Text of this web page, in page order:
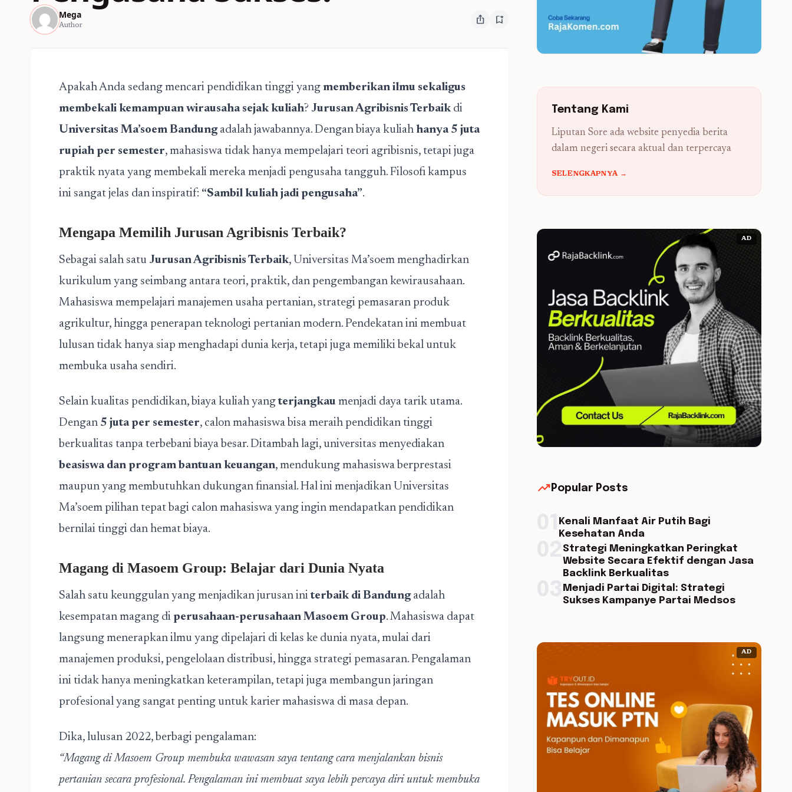
Mega
Author ios_share bookmark_add
Apakah Anda sedang mencari pendidikan tinggi yang memberikan ilmu sekaligus
membekali kemampuan wirausaha sejak kuliah? Jurusan Agribisnis Terbaikdi
Universitas Ma’soem Bandungadalah jawabannya. Dengan biaya kuliah hanya 5 juta
rupiah per semester, mahasiswa tidak hanya mempelajari teori agribisnis, tetapi juga
praktik nyata yang membekali mereka menjadi pengusaha tangguh. Filosofi kampus
ini sangat jelas dan inspiratif: “Sambil kuliah jadi pengusaha”.
Mengapa Memilih Jurusan Agribisnis Terbaik?
Sebagai salah satu Jurusan Agribisnis Terbaik, Universitas Ma’soem menghadirkan
kurikulum yang seimbang antara teori, praktik, dan pengembangan kewirausahaan.
Mahasiswa mempelajari manajemen usaha pertanian, strategi pemasaran produk
agrikultur, hingga penerapan teknologi pertanian modern. Pendekatan ini membuat
lulusan tidak hanya siap menghadapi dunia kerja, tetapi juga memiliki bekal untuk
membuka usaha sendiri.
Selain kualitas pendidikan, biaya kuliah yangterjangkau menjadi daya tarik utama.
Dengan 5 juta per semester, calon mahasiswa bisa meraih pendidikan tinggi
berkualitas tanpa terbebani biaya besar. Ditambah lagi, universitas menyediakan
beasiswa dan program bantuan keuangan, mendukung mahasiswa berprestasi
maupun yang membutuhkan dukungan finansial. Hal ini menjadikan Universitas
Ma’soem pilihan tepat bagi calon mahasiswa yang ingin mendapatkan pendidikan
bernilai tinggi dan hemat biaya.
Magang di Masoem Group: Belajar dari Dunia Nyata
Salah satu keunggulan yang menjadikan jurusan initerbaik di Bandungadalah
kesempatan magang di perusahaan-perusahaan Masoem Group. Mahasiswa dapat
langsung menerapkan ilmu yang dipelajari di kelas ke dunia nyata, mulai dari
manajemen produksi, pengelolaan distribusi, hingga strategi pemasaran. Pengalaman
ini tidak hanya meningkatkan keterampilan, tetapi juga membangun jaringan
profesional yang sangat penting untuk karier mahasiswa di masa depan.
Dika, lulusan 2022, berbagi pengalaman:
“Magang di Masoem Group membuka wawasan saya tentang cara menjalankan bisnis
pertanian secara profesional. Pengalaman ini membuat saya lebih percaya diri untuk membuka
Tentang Kami
Liputan Sore ada website penyedia berita
dalam negeri secara aktual dan terpercaya
SELENGKAPNYA →
AD
trending_up Popular Posts
Kenali Manfaat Air Putih Bagi
Kesehatan Anda
Strategi Meningkatkan Peringkat
Website Secara Efektif dengan Jasa
Backlink Berkualitas
Menjadi Partai Digital: Strategi
Sukses Kampanye Partai Medsos
AD